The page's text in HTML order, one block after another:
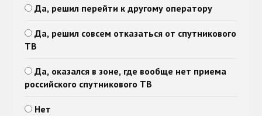
Да, решил перейти к другому оператору
Да, решил совсем отказаться от спутникового
ТВ
Да, оказался в зоне, где вообще нет приема
российского спутникового ТВ
Нет